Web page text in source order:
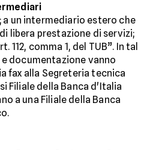
; a un intermediario estero che
libera prestazione di servizi;
112, comma 1, del TUB”. In tal
documentazione vanno
fax alla Segreteria tecnica
Filiale della Banca d'Italia
a una Filiale della Banca